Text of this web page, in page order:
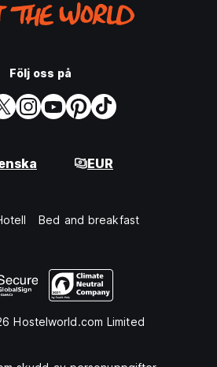
Följ oss på
EUR
Bed and breakfast
Hostelworld.com Limited